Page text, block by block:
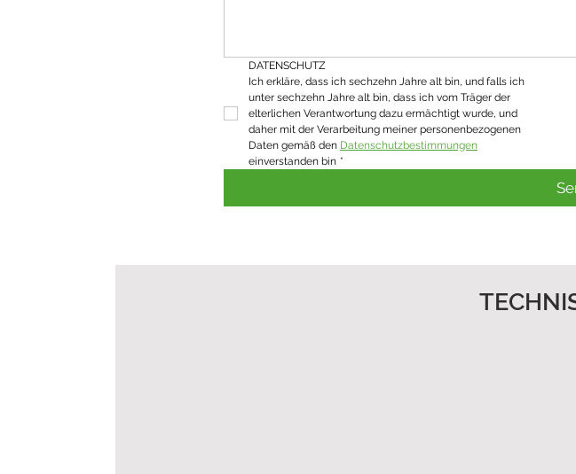
DATENSCHUTZ
Ich erkläre, dass ich sechzehn Jahre alt bin, und falls ich
unter sechzehn Jahre alt bin, dass ich vom Träger der
elterlichen Verantwortung dazu ermächtigt wurde, und
daher mit der Verarbeitung meiner personenbezogenen
Daten gemäß den Datenschutzbestimmungen
einverstanden bin *